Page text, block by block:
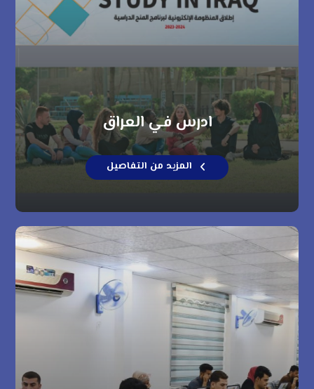
ادرس في العراق
المزيد من التفاصيل